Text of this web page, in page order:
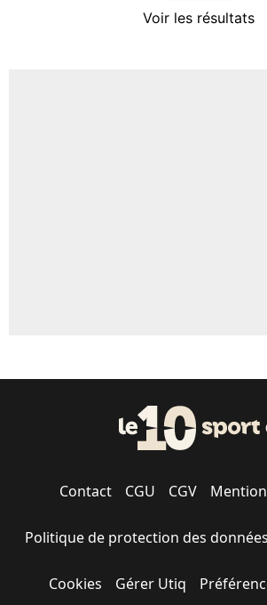
Voir les résultats
Contact CGU CGV
Politique de protection des données
Cookies Gérer Utiq